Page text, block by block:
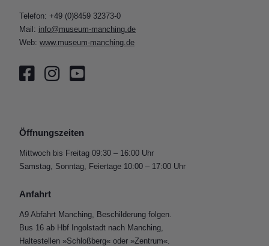
Telefon: +49 (0)8459 32373-0
Mail: info@museum-manching.de
Web: www.museum-manching.de
Öffnungszeiten
Mittwoch bis Freitag 09:30 – 16:00 Uhr
Samstag, Sonntag, Feiertage 10:00 – 17:00 Uhr
Anfahrt
A9 Abfahrt Manching, Beschilderung folgen.
Bus 16 ab Hbf Ingolstadt nach Manching,
Haltestellen »Schloßberg« oder »Zentrum«.